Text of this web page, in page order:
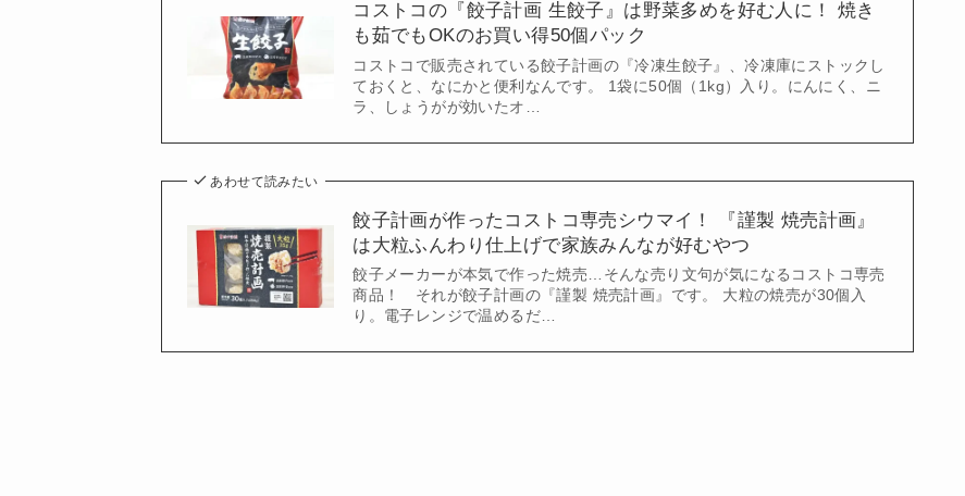
コストコの『餃子計画 生餃子』は野菜多めを好む人に！ 焼き
も茹でもOKのお買い得50個パック
コストコで販売されている餃子計画の『冷凍生餃子』、冷凍庫にストックし
ておくと、なにかと便利なんです。 1袋に50個（1kg）入り。にんにく、ニ
ラ、しょうがが効いたオ…
あわせて読みたい
餃子計画が作ったコストコ専売シウマイ！ 『謹製 焼売計画』
は大粒ふんわり仕上げで家族みんなが好むやつ
餃子メーカーが本気で作った焼売…そんな売り文句が気になるコストコ専売
商品！ それが餃子計画の『謹製 焼売計画』です。 大粒の焼売が30個入
り。電子レンジで温めるだ…